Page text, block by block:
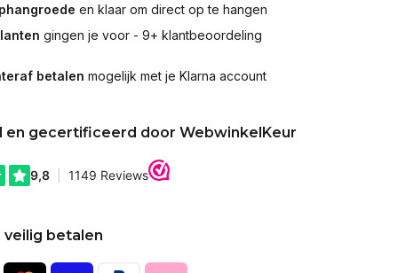
en klaar om direct op te hangen
gingen je voor - 9+ klantbeoordeling
betalen mogelijk met je Klarna account
en gecertificeerd door WebwinkelKeur
veilig betalen